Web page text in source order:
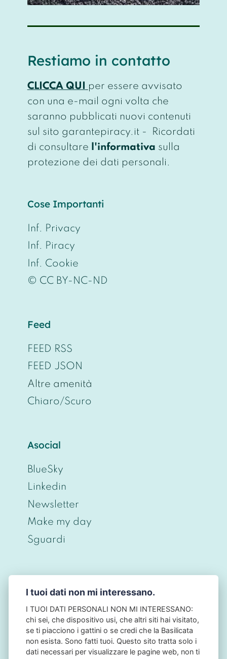
Restiamo in contatto
CLICCA QUI per essere avvisato
con una e-mail ogni volta che
saranno pubblicati nuovi contenuti
sul sito garantepiracy.it - Ricordati
di consultare l'informativa sulla
protezione dei dati personali.
Cose Importanti
Inf. Privacy
Inf. Piracy
Inf. Cookie
© CC BY-NC-ND
Feed
FEED RSS
FEED JSON
Altre amenità
Chiaro/Scuro
Asocial
BlueSky
Linkedin
Newsletter
Make my day
Sguardi
© CHRISTIAN BERNIERI 2026 - P.IVA
ITO698O43O968 - PRIVACY BY DESIGN • NO
TRACKING • NO COOKIES - NB: QUESTO SITO
NON HA ALCUN LEGAME CON L'AUTORITÀ
GARANTE PER LA PROTEZIONE DEI DATI
PERSONALI: IL GARANTE PRIVACY.
I tuoi dati non mi interessano.
I TUOI DATI PERSONALI NON MI INTERESSANO:
chi sei, che dispositivo usi, che altri siti hai visitato,
se ti piacciono i gattini o se credi che la Basilicata
non esista. Sono fatti tuoi. Questo sito tratta solo i
dati necessari per visualizzare le pagine web, non ti